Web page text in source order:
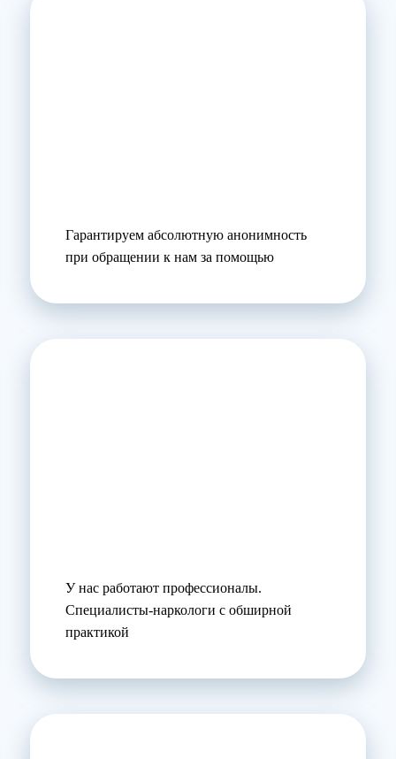
Гарантируем абсолютную анонимность
при обращении к нам за помощью
У нас работают профессионалы.
Специалисты-наркологи с обширной
практикой